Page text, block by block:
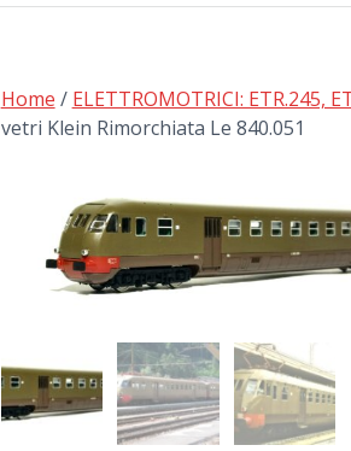
Home / ELETTROMOTRICI: ETR.245,
vetri Klein Rimorchiata Le 840.051